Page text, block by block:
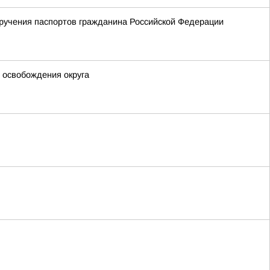
паспортов гражданина Российской Федерации
округа